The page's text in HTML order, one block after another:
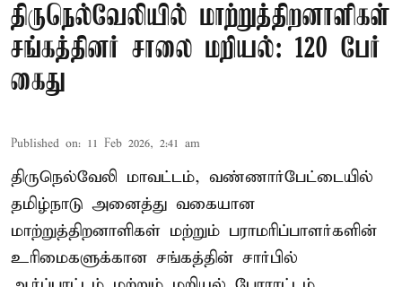
திருநெல்வேலியில் மாற்றுத்திறனாளிகள்
சங்கத்தினர் சாலை மறியல்: 120 பேர்
கைது
Published on: 11 Feb 2026, 2:41 am
திருநெல்வேலி மாவட்டம், வண்ணார்பேட்டையில்
தமிழ்நாடு அனைத்து வகையான
மாற்றுத்திறனாளிகள் மற்றும் பராமரிப்பாளர்களின்
உரிமைகளுக்கான சங்கத்தின் சார்பில்